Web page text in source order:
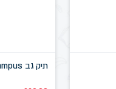
תיק גב JanSport Main Campus אפור